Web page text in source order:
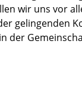
wir uns vor
gelingenden
der